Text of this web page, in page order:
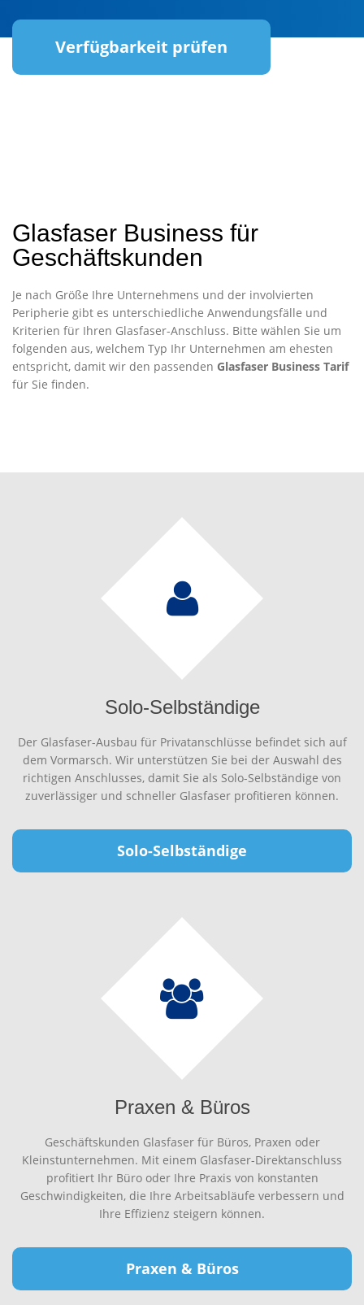
Verfügbarkeit prüfen
Glasfaser Business für
Geschäftskunden
Je nach Größe Ihre Unternehmens und der involvierten
Peripherie gibt es unterschiedliche Anwendungsfälle und
Kriterien für Ihren Glasfaser-Anschluss. Bitte wählen Sie um
folgenden aus, welchem Typ Ihr Unternehmen am ehesten
entspricht, damit wir den passenden Glasfaser Business Tarif
für Sie finden.
Solo-Selbständige
Der Glasfaser-Ausbau für Privatanschlüsse befindet sich auf
dem Vormarsch. Wir unterstützen Sie bei der Auswahl des
richtigen Anschlusses, damit Sie als Solo-Selbständige von
zuverlässiger und schneller Glasfaser profitieren können.
Solo-Selbständige
Praxen & Büros
Geschäftskunden Glasfaser für Büros, Praxen oder
Kleinstunternehmen. Mit einem Glasfaser-Direktanschluss
profitiert Ihr Büro oder Ihre Praxis von konstanten
Geschwindigkeiten, die Ihre Arbeitsabläufe verbessern und
Ihre Effizienz steigern können.
Praxen & Büros